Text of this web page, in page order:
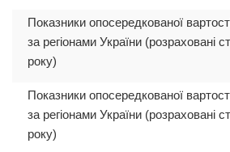
Показники опосередкованої
за регіонами України (розраховані
року)
Показники опосередкованої
за регіонами України (розраховані
року)